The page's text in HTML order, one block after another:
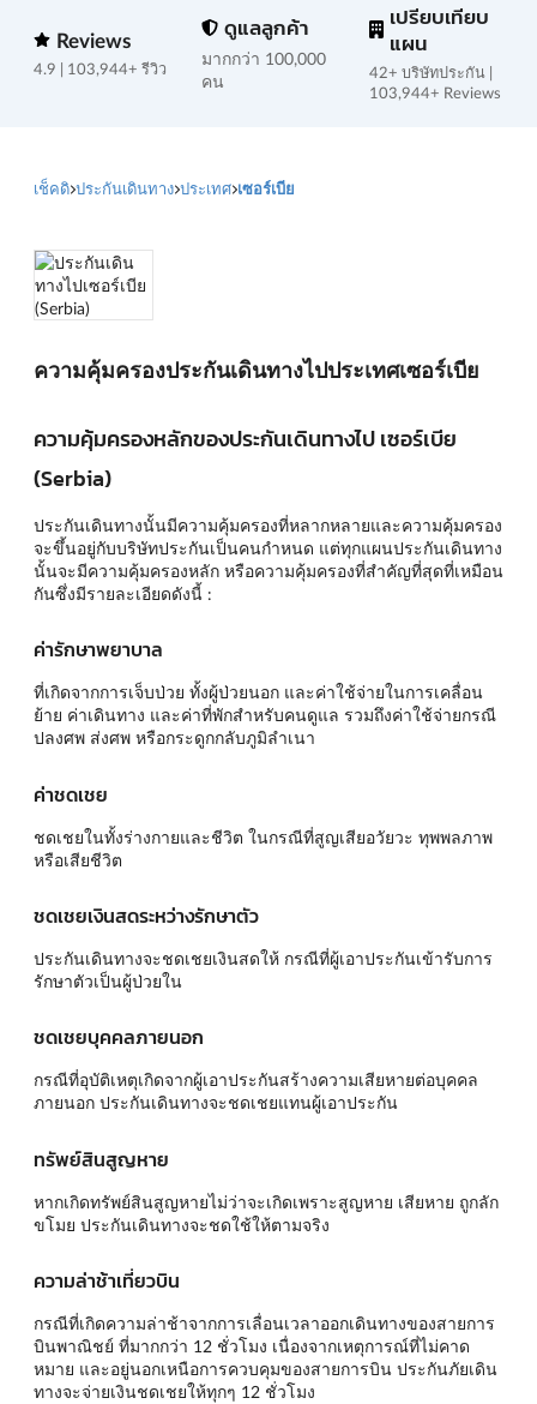
Reviews
4.9 | 103,944+ รีวิว
ดูแลลูกค้า
มากกว่า 100,000
คน
เปรียบเทียบ
แผน
42+ บริษัทประกัน |
103,944+ Reviews
เช็คดิ ประกันเดินทาง ประเทศ เซอร์เบีย
ความคุ้มครองประกันเดินทางไปประเทศเซอร์เบีย
ความคุ้มครองหลักของประกันเดินทางไป เซอร์เบีย
(Serbia)
ประกันเดินทางนั้นมีความคุ้มครองที่หลากหลายและความคุ้มครอง
จะขึ้นอยู่กับบริษัทประกันเป็นคนกำหนด แต่ทุกแผนประกันเดินทาง
นั้นจะมีความคุ้มครองหลัก หรือความคุ้มครองที่สำคัญที่สุดที่เหมือน
กันซึ่งมีรายละเอียดดังนี้ :
ค่ารักษาพยาบาล
ที่เกิดจากการเจ็บป่วย ทั้งผู้ป่วยนอก และค่าใช้จ่ายในการเคลื่อน
ย้าย ค่าเดินทาง และค่าที่พักสำหรับคนดูแล รวมถึงค่าใช้จ่ายกรณี
ปลงศพ ส่งศพ หรือกระดูกกลับภูมิลำเนา
ค่าชดเชย
ชดเชยในทั้งร่างกายและชีวิต ในกรณีที่สูญเสียอวัยวะ ทุพพลภาพ
หรือเสียชีวิต
ชดเชยเงินสดระหว่างรักษาตัว
ประกันเดินทางจะชดเชยเงินสดให้ กรณีที่ผู้เอาประกันเข้ารับการ
รักษาตัวเป็นผู้ป่วยใน
ชดเชยบุคคลภายนอก
กรณีที่อุบัติเหตุเกิดจากผู้เอาประกันสร้างความเสียหายต่อบุคคล
ภายนอก ประกันเดินทางจะชดเชยแทนผู้เอาประกัน
ทรัพย์สินสูญหาย
หากเกิดทรัพย์สินสูญหายไม่ว่าจะเกิดเพราะสูญหาย เสียหาย ถูกลัก
ขโมย ประกันเดินทางจะชดใช้ให้ตามจริง
ความล่าช้าเที่ยวบิน
กรณีที่เกิดความล่าช้าจากการเลื่อนเวลาออกเดินทางของสายการ
บินพาณิชย์ ที่มากกว่า 12 ชั่วโมง เนื่องจากเหตุการณ์ที่ไม่คาด
หมาย และอยู่นอกเหนือการควบคุมของสายการบิน ประกันภัยเดิน
ทางจะจ่ายเงินชดเชยให้ทุกๆ 12 ชั่วโมง